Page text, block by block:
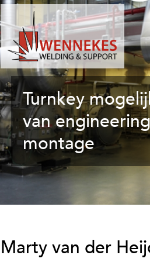
W
e
n
n
e
k
e
s
e
d
i
Turnkey
van
montage
Marty van der